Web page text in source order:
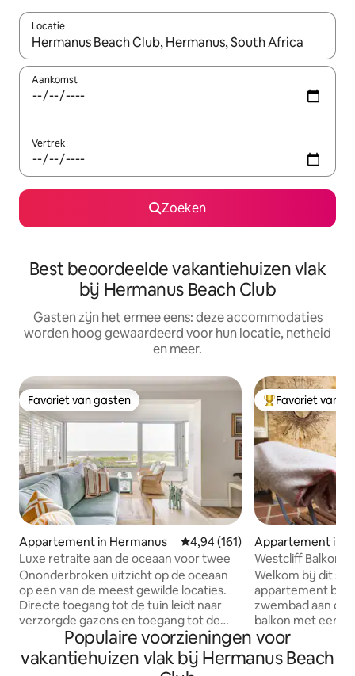
Locatie
Wanneer er suggesties beschikbaar zijn, maak je een keuze
Aankomst
Vertrek
Zoeken
Best beoordeelde vakantiehuizen vlak
bij Hermanus Beach Club
Gasten zijn het ermee eens: deze accommodaties
worden hoog gewaardeerd voor hun locatie, netheid
en meer.
Favoriet van gasten
Favoriet van gasten
Appartement in Hermanus Gemiddelde beoordeling van
4,94 (161)
Luxe retraite aan de oceaan voor twee
Ononderbroken uitzicht op de oceaan
op een van de meest gewilde locaties.
Directe toegang tot de tuin leidt naar
verzorgde gazons en toegang tot de
zee. Het stadscentrum ligt op een klein
stukje rijden of op wandelafstand, met
veel eetgelegenheden. De Hermanus
Topfavoriet van
Favoriet van
Appartement in
Westcliff
Welkom bij dit
appartement
zwembad aan de
balkon met een
aan de andere
warm, gezellig
genoeg
Populaire voorzieningen voor
vakantiehuizen vlak bij Hermanus Beach